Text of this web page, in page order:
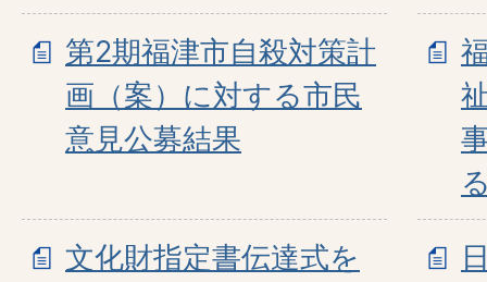
第2期福津市自殺対策計
画（案）に対する市民
意見公募結果
文化財指定書伝達式を